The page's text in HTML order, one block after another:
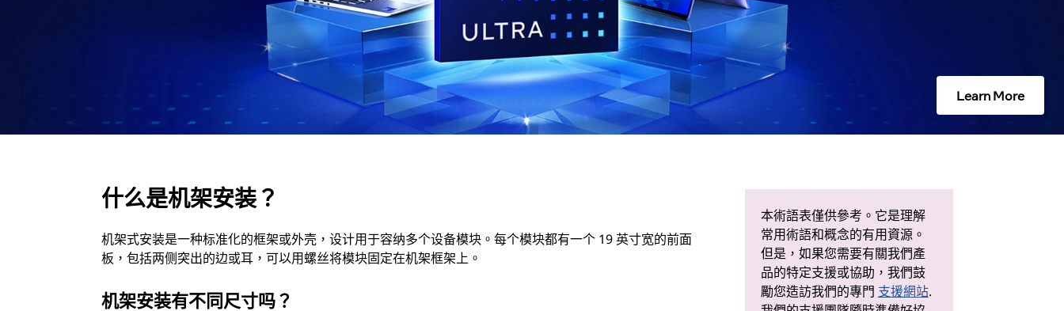
Learn More
什么是机架安装？
机架式安装是一种标准化的框架或外壳，设计用于容纳多个设备模块。每个模块都有一个 19 英寸宽的前面
板，包括两侧突出的边或耳，可以用螺丝将模块固定在机架框架上。
机架安装有不同尺寸吗？
本術語表僅供參考。它是理解
常用術語和概念的有用資源。
但是，如果您需要有關我們產
品的特定支援或協助，我們鼓
勵您造訪我們的專門 支援網站.